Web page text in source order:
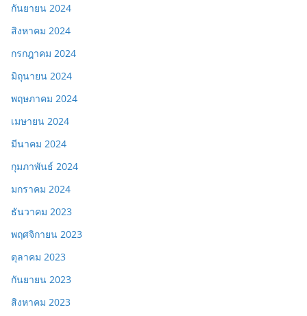
กันยายน 2024
สิงหาคม 2024
กรกฎาคม 2024
มิถุนายน 2024
พฤษภาคม 2024
เมษายน 2024
มีนาคม 2024
กุมภาพันธ์ 2024
มกราคม 2024
ธันวาคม 2023
พฤศจิกายน 2023
ตุลาคม 2023
กันยายน 2023
สิงหาคม 2023